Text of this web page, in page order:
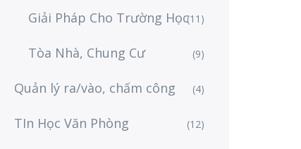
Giải Pháp Cho Trường Học(11)
Tòa Nhà, Chung Cư (9)
Quản lý ra/vào, chấm công (4)
TIn Học Văn Phòng (12)